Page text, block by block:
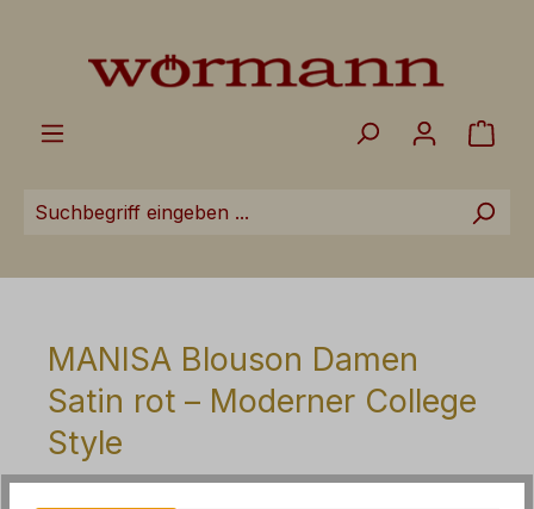
MANISA Blouson Damen
Satin rot – Moderner College
Style